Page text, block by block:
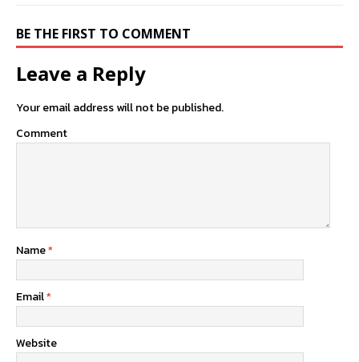
BE THE FIRST TO COMMENT
Leave a Reply
Your email address will not be published.
Comment
Name*
Email*
Website